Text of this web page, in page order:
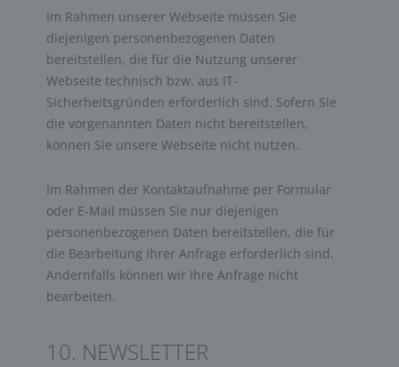
Im Rahmen unserer Webseite müssen Sie
diejenigen personenbezogenen Daten
bereitstellen, die für die Nutzung unserer
Webseite technisch bzw. aus IT-
Sicherheitsgründen erforderlich sind. Sofern Sie
die vorgenannten Daten nicht bereitstellen,
können Sie unsere Webseite nicht nutzen.
Im Rahmen der Kontaktaufnahme per Formular
oder E-Mail müssen Sie nur diejenigen
personenbezogenen Daten bereitstellen, die für
die Bearbeitung Ihrer Anfrage erforderlich sind.
Andernfalls können wir Ihre Anfrage nicht
bearbeiten.
10. NEWSLETTER